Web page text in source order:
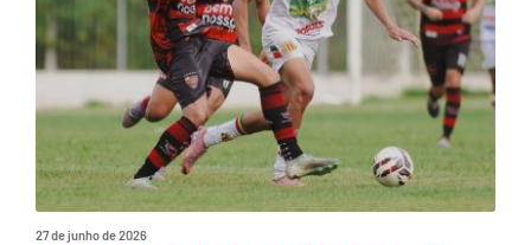
27 de junho de 2026